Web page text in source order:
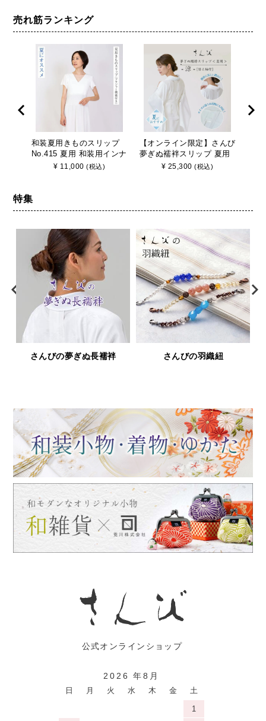
売れ筋ランキング
和装夏用きものスリップ
No.415 夏用 和装用インナ
ー さんび 日本製
¥ 11,000 (税込)
【オンライン限定】さんび
夢ぎぬ襦袢スリップ 夏用
≪涼≫ 東レセオα シルジ
¥ 25,300 (税込)
特集
さんびの夢ぎぬ長襦袢 さんびの羽織紐
2026 年8月
日 月 火 水 木 金 土
1